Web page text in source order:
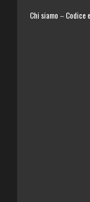
Chi siamo – Codice